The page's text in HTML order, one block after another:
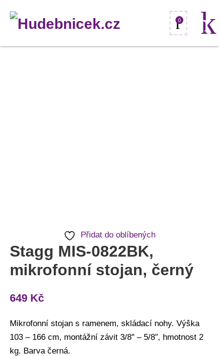
0
Přidat do oblíbených
Stagg MIS-0822BK,
mikrofonní stojan, černý
649 Kč
Mikrofonní stojan s ramenem, skládací nohy. Výška
103 – 166 cm, montážní závit 3/8'' – 5/8″, hmotnost 2
kg. Barva černá.